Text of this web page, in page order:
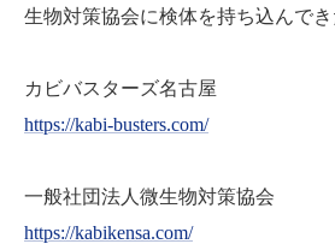
生物対策協会に検体を持ち込んでき
カビバスターズ名古屋
https://kabi-busters.com/
一般社団法人微生物対策協会
https://kabikensa.com/